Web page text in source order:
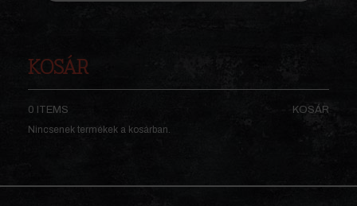
KOSÁR
0 ITEMS
KOSÁR
Nincsenek termékek a kosárban.